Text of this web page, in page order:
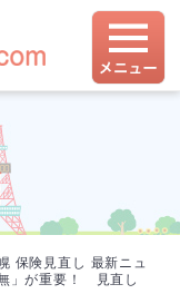
保険見直し 最新ニュ
」が重要！ 見直し